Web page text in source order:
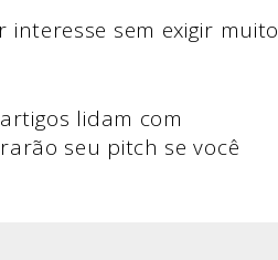
sem exigir muito
lidam com
seu pitch se você